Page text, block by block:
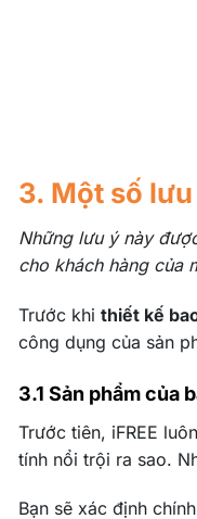
3. Một số
Những lưu ý này
cho khách hàng của
Trước khi thiết kế
công dụng của sản
3.1 Sản phẩm của
Trước tiên, iFREE
tính nổi trội ra sao.
Bạn sẽ xác định